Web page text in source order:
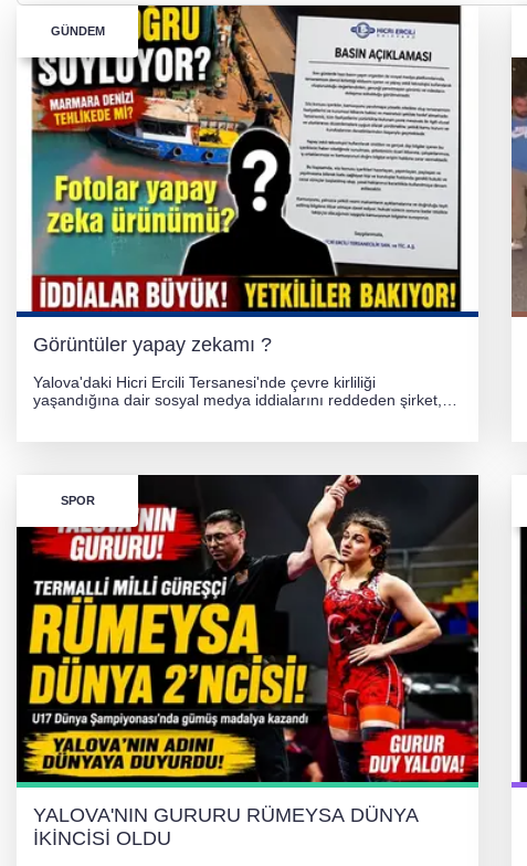
GÜNDEM
Görüntüler yapay zekamı ?
Yalova'daki Hicri Ercili Tersanesi'nde çevre kirliliği
yaşandığına dair sosyal medya iddialarını reddeden şirket,
SPOR
YALOVA'NIN GURURU RÜMEYSA DÜNYA
İKİNCİSİ OLDU